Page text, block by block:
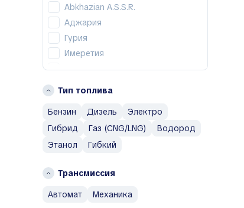
Abarth
AC
ACE EV
Acura
Adler
Aixam
Al Damani
Alfa Romeo
Alpine
AM General
Abkhazian A.S.S.R.
Аджария
Гурия
Имеретия
Кахетия
Сванетия
Самегрело — Земо-Сванети
Шида-Картли
Тип топлива
Бензин
Дизель
Электро
Гибрид
Газ (CNG/LNG)
Водород
Этанол
Гибкий
Трансмиссия
автомат
механика